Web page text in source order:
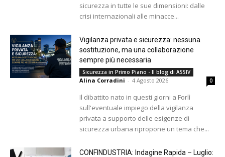
sicurezza in tutte le sue dimensioni: dalle
crisi internazionali alle minacce...
Vigilanza privata e sicurezza: nessuna
sostituzione, ma una collaborazione
sempre più necessaria
Sicurezza in Primo Piano - Il blog di ASSIV
Alina Corradini - 4 Agosto 2026 0
Il dibattito nato in questi giorni a Forlì
sull'eventuale impiego della vigilanza
privata a supporto delle esigenze di
sicurezza urbana ripropone un tema che...
CONFINDUSTRIA: Indagine Rapida – Luglio: